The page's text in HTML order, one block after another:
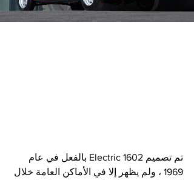
تم تصميم 1602 Electric بالفعل في عام
1969 ، ولم يظهر إلا في الأماكن العامة خلال